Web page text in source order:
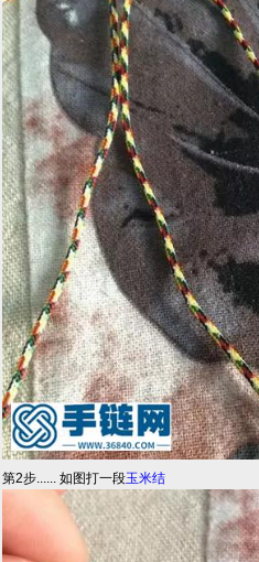
第2步...... 如图打一段玉米结